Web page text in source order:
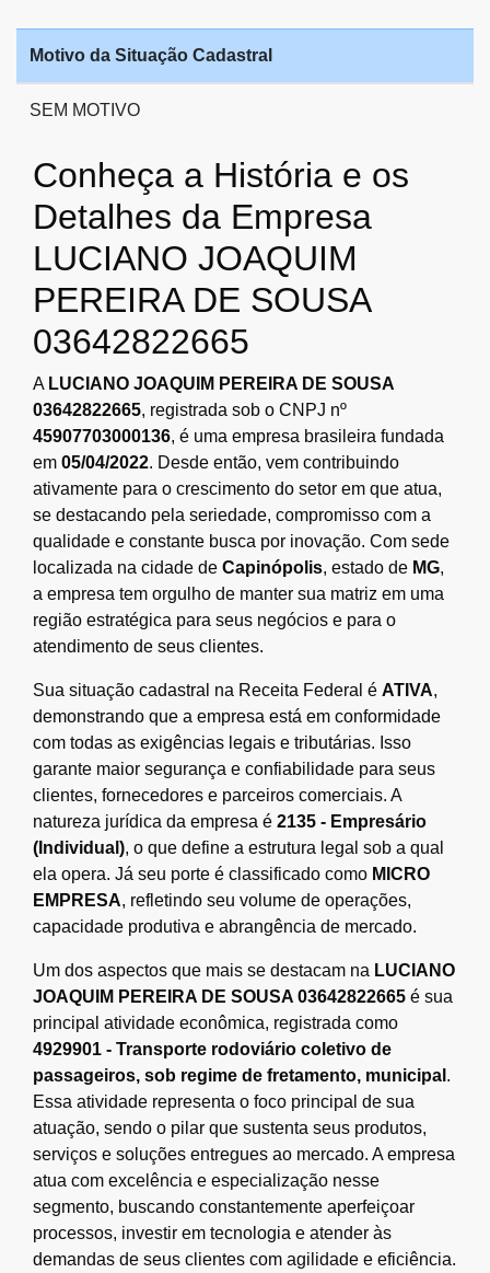
Motivo da Situação Cadastral
SEM MOTIVO
Conheça a História e os
Detalhes da Empresa
LUCIANO JOAQUIM
PEREIRA DE SOUSA
03642822665
A LUCIANO JOAQUIM PEREIRA DE SOUSA
03642822665, registrada sob o CNPJ nº
45907703000136, é uma empresa brasileira fundada
em 05/04/2022. Desde então, vem contribuindo
ativamente para o crescimento do setor em que atua,
se destacando pela seriedade, compromisso com a
qualidade e constante busca por inovação. Com sede
localizada na cidade de Capinópolis, estado de MG,
a empresa tem orgulho de manter sua matriz em uma
região estratégica para seus negócios e para o
atendimento de seus clientes.
Sua situação cadastral na Receita Federal é ATIVA,
demonstrando que a empresa está em conformidade
com todas as exigências legais e tributárias. Isso
garante maior segurança e confiabilidade para seus
clientes, fornecedores e parceiros comerciais. A
natureza jurídica da empresa é 2135 - Empresário
(Individual), o que define a estrutura legal sob a qual
ela opera. Já seu porte é classificado como MICRO
EMPRESA, refletindo seu volume de operações,
capacidade produtiva e abrangência de mercado.
Um dos aspectos que mais se destacam na LUCIANO
JOAQUIM PEREIRA DE SOUSA 03642822665 é sua
principal atividade econômica, registrada como
4929901 - Transporte rodoviário coletivo de
passageiros, sob regime de fretamento, municipal .
Essa atividade representa o foco principal de sua
atuação, sendo o pilar que sustenta seus produtos,
serviços e soluções entregues ao mercado. A empresa
atua com excelência e especialização nesse
segmento, buscando constantemente aperfeiçoar
processos, investir em tecnologia e atender às
demandas de seus clientes com agilidade e eficiência.